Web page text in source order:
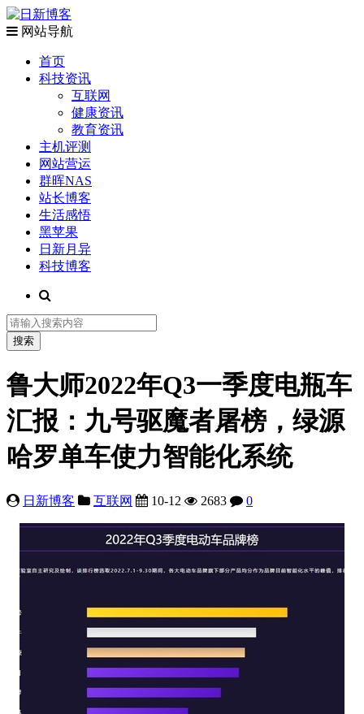
网站导航
首页
科技资讯
互联网
健康资讯
教育资讯
主机评测
网站营运
群晖NAS
站长博客
生活感悟
黑苹果
日新月异
科技博客
鲁大师2022年Q3一季度电瓶车
汇报：九号驱魔者屠榜，绿源
哈罗单车使力智能化系统
日新博客 互联网 10-12 2683 0